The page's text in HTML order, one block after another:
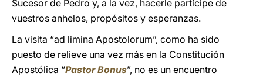
Sucesor de Pedro y, a la vez, hacerle partícipe de
vuestros anhelos, propósitos y esperanzas.
La visita “ad limina Apostolorum”, como ha sido
puesto de relieve una vez más en la Constitución
Apostólica “Pastor Bonus”, no es un encuentro